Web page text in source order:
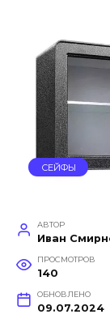
СЕЙФЫ
АВТОР
Иван
ПРОСМОТРОВ
140
ОБНОВЛЕНО
09.07.2024